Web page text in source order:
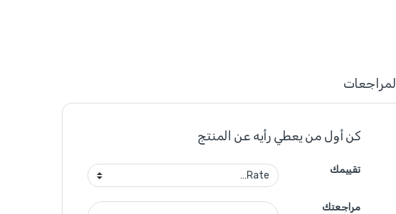
المراجعات
كن أول من يعطي رأيه عن المنتج
تقييمك
مراجعتك